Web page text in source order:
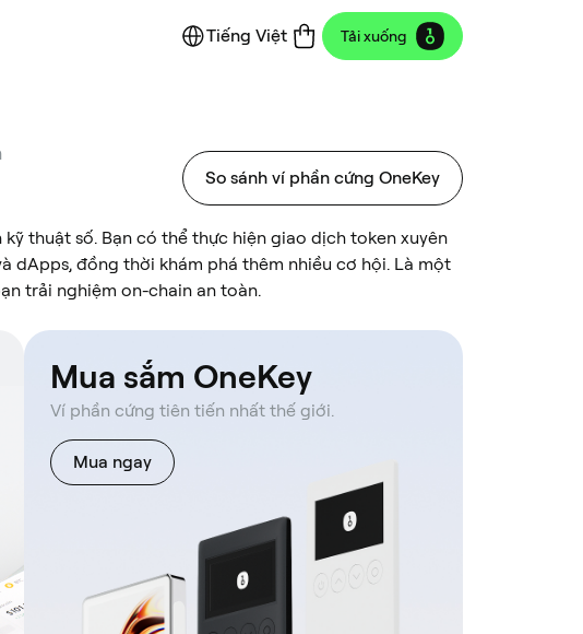
Tiếng Việt Tải xuống
So sánh ví phần cứng OneKey
thuật số. Bạn có thể thực hiện giao dịch token xuyên
dApps, đồng thời khám phá thêm nhiều cơ hội. Là một
trải nghiệm on-chain an toàn.
Mua sắm OneKey
Ví phần cứng tiên tiến nhất thế giới.
Mua ngay